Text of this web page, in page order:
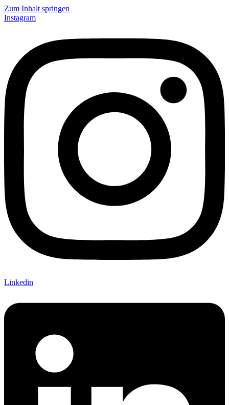
Zum Inhalt springen
Instagram
Linkedin